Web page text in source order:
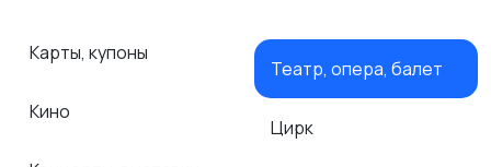
Карты, купоны
Кино
Театр, опера, балет
Цирк